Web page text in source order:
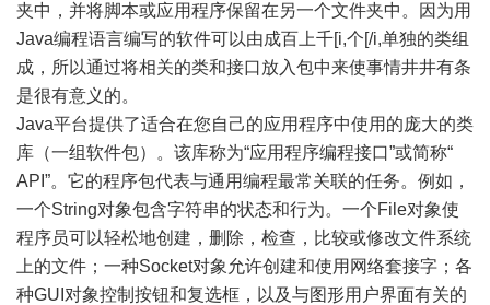
夹中，并将脚本或应用程序保留在另一个文件夹中。因为用
Java编程语言编写的软件可以由成百上千[i,个[/i,单独的类组
成，所以通过将相关的类和接口放入包中来使事情井井有条
是很有意义的。
Java平台提供了适合在您自己的应用程序中使用的庞大的类
库（一组软件包）。该库称为“应用程序编程接口”或简称“
API”。它的程序包代表与通用编程最常关联的任务。例如，
一个String对象包含字符串的状态和行为。一个File对象使
程序员可以轻松地创建，删除，检查，比较或修改文件系统
上的文件；一种Socket对象允许创建和使用网络套接字；各
种GUI对象控制按钮和复选框，以及与图形用户界面有关的